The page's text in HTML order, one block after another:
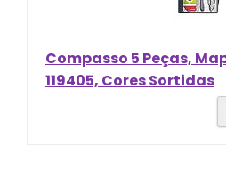
Compasso 5 Peças,
119405, Cores Sortidas